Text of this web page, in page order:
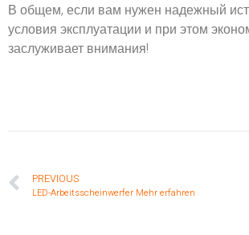
В общем, если вам нужен надежный
условия эксплуатации и при этом
заслуживает внимания!
PREVIOUS
LED-Arbeitsscheinwerfer Mehr erfahren